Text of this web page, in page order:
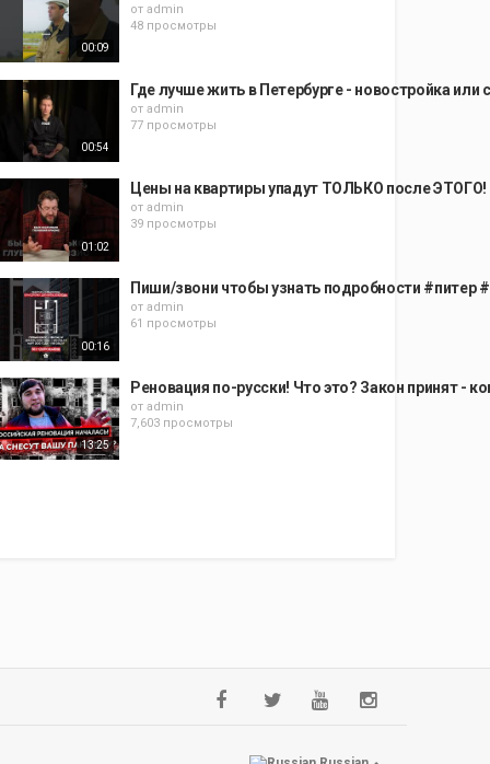
00:09
от admin
48 просмотры
00:54
Где лучше жить в Петербурге - новостройка
от admin
77 просмотры
01:02
Цены на квартиры упадут ТОЛЬКО после
от admin
39 просмотры
00:16
Пиши/звони чтобы узнать подробности #питер
от admin
61 просмотры
13:25
Реновация по-русски! Что это? Закон принят -
от admin
7,603 просмотры